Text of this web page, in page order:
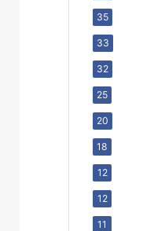
35
33
32
25
20
18
12
12
11